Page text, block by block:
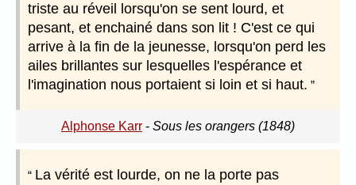
triste au réveil lorsqu'on se sent lourd, et
pesant, et enchainé dans son lit ! C'est ce qui
arrive à la fin de la jeunesse, lorsqu'on perd les
ailes brillantes sur lesquelles l'espérance et
l'imagination nous portaient si loin et si haut.
Alphonse Karr - Sous les orangers (1848)
La vérité est lourde, on ne la porte pas